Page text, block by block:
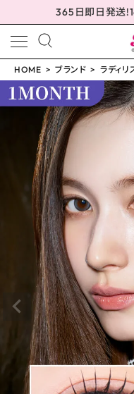
365日即日発送
meeting_room ログイン
ラディリス マンスリー ル
ーセントグレー 14.2mm
¥ 1,760(税込)
配送方法について
発送について
HOME ブランド ラディリ